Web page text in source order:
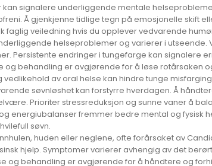
signalere underliggende mentale
Å gjenkjenne tidlige tegn på emosjonelle skift
faglig veiledning hvis du opplever vedvarende
helseproblemer og varierer i utseende.
Persistente endringer i tungefarge kan signalere
og behandling er avgjørende for å løse rotårsaken
av oral helse kan hindre tunge
søvnløshet kan forstyrre hverdagen. Å
Prioriter stressreduksjon og sunne vaner å
energiubalanser fremmer bedre mental og fysisk
søvn.
huden eller neglene, ofte forårsaket av
hjelp. Symptomer varierer avhengig av det
og behandling er avgjørende for å håndtere og